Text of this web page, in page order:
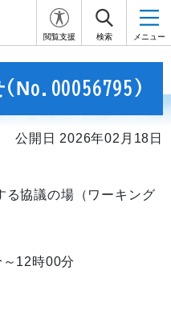
閲覧支援 検索 メニュー
公開日 2026年02月18日
る協議の場（ワーキング
12時00分